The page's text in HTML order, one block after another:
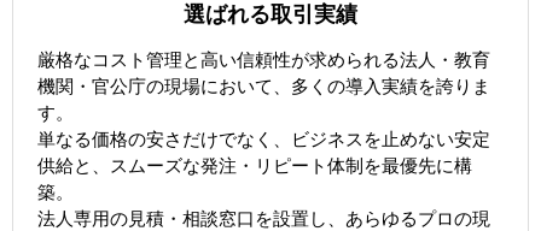
選ばれる取引実績
厳格なコスト管理と高い信頼性が求められる法人・教育
機関・官公庁の現場において、多くの導入実績を誇りま
す。
単なる価格の安さだけでなく、ビジネスを止めない安定
供給と、スムーズな発注・リピート体制を最優先に構
築。
法人専用の見積・相談窓口を設置し、あらゆるプロの現